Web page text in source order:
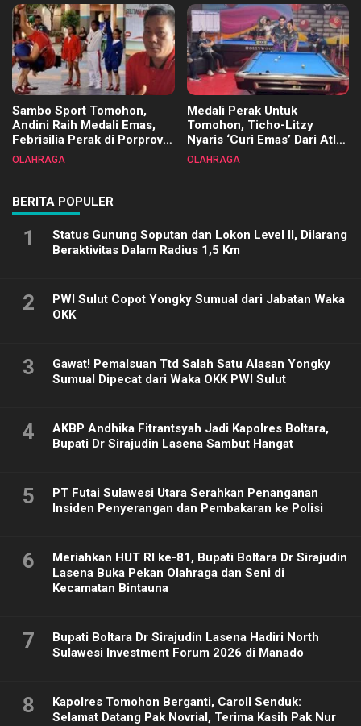
Sambo Sport Tomohon,
Andini Raih Medali Emas,
Febrisilia Perak di Porprov
Sulut 2025
OLAHRAGA
Medali Perak Untuk
Tomohon, Ticho-Litzy
Nyaris ‘Curi Emas’ Dari Atlet
Biliar PON di Porprov Sulut
OLAHRAGA
BERITA POPULER
1
Status Gunung Soputan dan Lokon Level II, Dilarang
Beraktivitas Dalam Radius 1,5 Km
2
PWI Sulut Copot Yongky Sumual dari Jabatan Waka
OKK
3
Gawat! Pemalsuan Ttd Salah Satu Alasan Yongky
Sumual Dipecat dari Waka OKK PWI Sulut
4
AKBP Andhika Fitrantsyah Jadi Kapolres Boltara,
Bupati Dr Sirajudin Lasena Sambut Hangat
5
PT Futai Sulawesi Utara Serahkan Penanganan
Insiden Penyerangan dan Pembakaran ke Polisi
6
Meriahkan HUT RI ke-81, Bupati Boltara Dr Sirajudin
Lasena Buka Pekan Olahraga dan Seni di
Kecamatan Bintauna
7
Bupati Boltara Dr Sirajudin Lasena Hadiri North
Sulawesi Investment Forum 2026 di Manado
8
Kapolres Tomohon Berganti, Caroll Senduk:
Selamat Datang Pak Novrial, Terima Kasih Pak Nur